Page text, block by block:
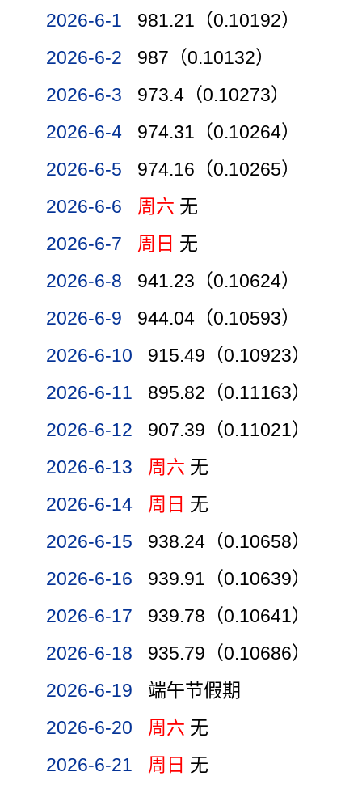
2026-6-1
981.21（0.10192）
2026-6-2
987（0.10132）
2026-6-3
973.4（0.10273）
2026-6-4
974.31（0.10264）
2026-6-5
974.16（0.10265）
2026-6-6
周六 无
2026-6-7
周日 无
2026-6-8
941.23（0.10624）
2026-6-9
944.04（0.10593）
2026-6-10
915.49（0.10923）
2026-6-11
895.82（0.11163）
2026-6-12
907.39（0.11021）
2026-6-13
周六 无
2026-6-14
周日 无
2026-6-15
938.24（0.10658）
2026-6-16
939.91（0.10639）
2026-6-17
939.78（0.10641）
2026-6-18
935.79（0.10686）
2026-6-19
端午节假期
2026-6-20
周六 无
2026-6-21
周日 无